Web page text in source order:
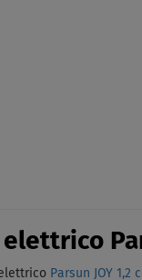
Parsun JOY 1,2